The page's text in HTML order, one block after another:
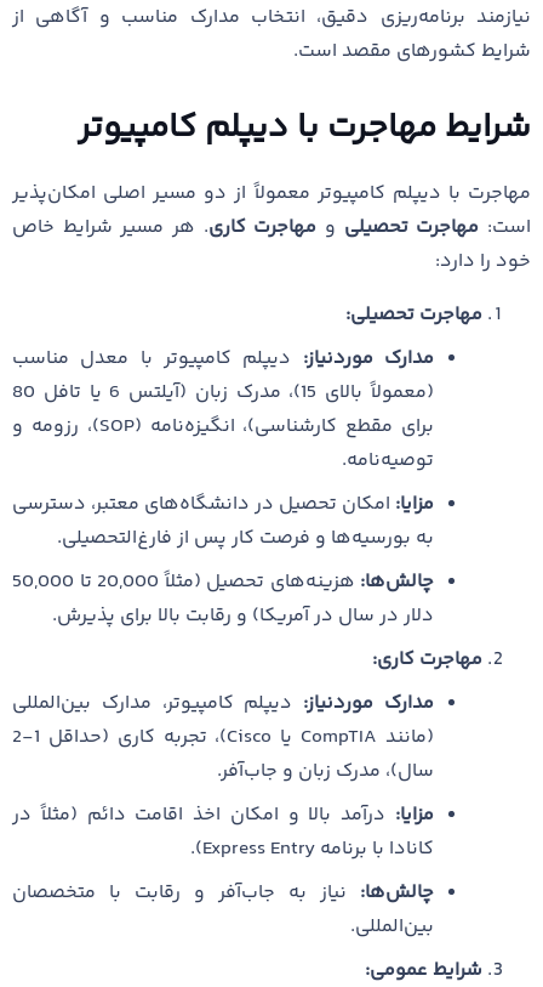
نیازمند برنامه‌ریزی دقیق، انتخاب مدارک مناسب و آگاهی از
شرایط کشورهای مقصد است.
شرایط مهاجرت با دیپلم کامپیوتر
مهاجرت با دیپلم کامپیوتر معمولاً از دو مسیر اصلی امکان‌پذیر
است: مهاجرت تحصیلی و مهاجرت کاری. هر مسیر شرایط خاص
خود را دارد:
مهاجرت تحصیلی:
مدارک موردنیاز: دیپلم کامپیوتر با معدل مناسب
(معمولاً بالای 15)، مدرک زبان (آیلتس 6 یا تافل 80
برای مقطع کارشناسی)، انگیزه‌نامه (SOP)، رزومه و
توصیه‌نامه.
مزایا: امکان تحصیل در دانشگاه‌های معتبر، دسترسی
به بورسیه‌ها و فرصت کار پس از فارغ‌التحصیلی.
چالش‌ها:
هزینه‌های تحصیل (مثلاً 20,000 تا 50,000
دلار در سال در آمریکا) و رقابت بالا برای پذیرش.
مهاجرت کاری:
مدارک موردنیاز: دیپلم کامپیوتر، مدارک بین‌المللی
(مانند CompTIA یا Cisco)، تجربه کاری (حداقل 1-2
سال)، مدرک زبان و جاب‌آفر.
مزایا: درآمد بالا و امکان اخذ اقامت دائم (مثلاً در
کانادا با برنامه Express Entry).
چالش‌ها: نیاز به جاب‌آفر و رقابت با متخصصان
بین‌المللی.
شرایط عمومی: